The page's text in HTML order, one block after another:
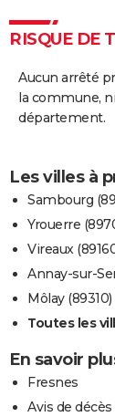
RISQUE DE
Aucun arrêté
la commune,
département.
Les villes à
Sambourg
Yrouerre
Vireaux
Annay-sur-
Môlay (89310)
Toutes les
En savoir
Fresnes
Avis de